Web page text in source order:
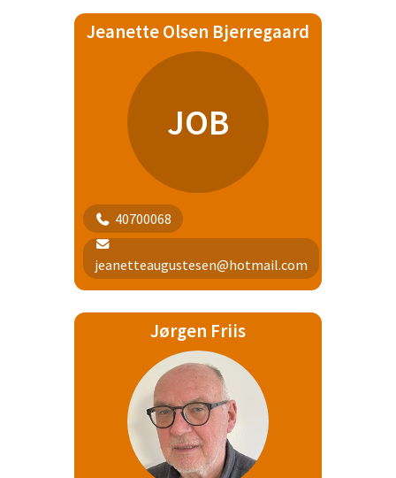
Jeanette Olsen Bjerregaard
JOB
40700068
jeanetteaugustesen@hotmail.com
Jørgen Friis